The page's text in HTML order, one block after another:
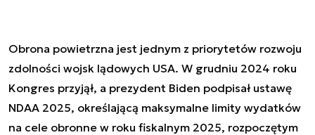
Obrona powietrzna jest jednym z priorytetów rozwoju
zdolności wojsk lądowych USA. W grudniu 2024 roku
Kongres przyjął, a prezydent Biden podpisał ustawę
NDAA 2025, określającą maksymalne limity wydatków
na cele obronne w roku fiskalnym 2025, rozpoczętym